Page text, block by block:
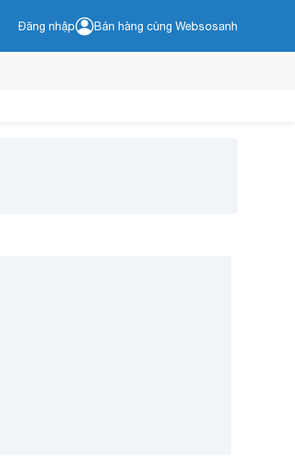
Đăng nhập Bán hàng cùng Websosanh